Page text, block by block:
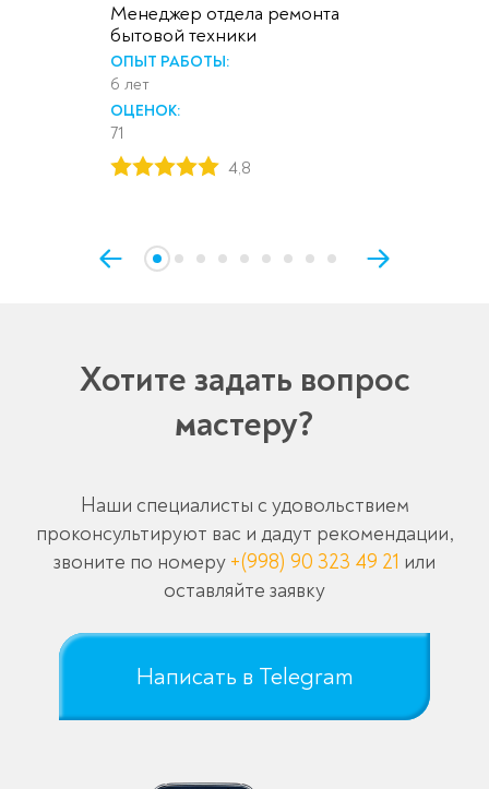
Менеджер отдела ремонта
бытовой техники
ОПЫТ РАБОТЫ:
6 лет
ОЦЕНОК:
71
4,8
Хотите задать вопрос
мастеру?
Наши специалисты с удовольствием
проконсультируют вас и дадут рекомендации,
звоните по номеру +(998) 90 323 49 21 или
оставляйте заявку
Написать в Telegram